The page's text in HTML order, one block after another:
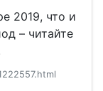
2019, что и
– читайте